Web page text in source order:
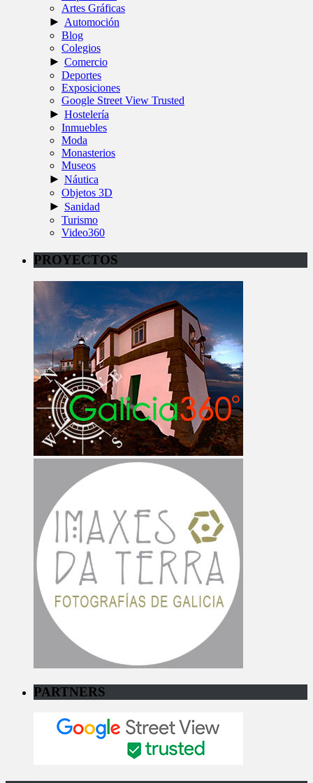
Artes Gráficas
► Automoción
Blog
Colegios
► Comercio
Deportes
Exposiciones
Google Street View Trusted
► Hostelería
Inmuebles
Moda
Monasterios
Museos
► Náutica
Objetos 3D
► Sanidad
Turismo
Video360
PROYECTOS
PARTNERS